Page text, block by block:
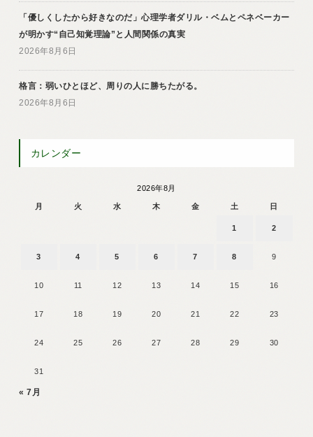
「優しくしたから好きなのだ」心理学者ダリル・ベムとペネベーカー
が明かす“自己知覚理論”と人間関係の真実
2026年8月6日
格言：弱いひとほど、周りの人に勝ちたがる。
2026年8月6日
カレンダー
2026年8月
月 火 水 木 金 土 日
1 2
3 4 5 6 7 8 9
10 11 12 13 14 15 16
17 18 19 20 21 22 23
24 25 26 27 28 29 30
31
« 7月